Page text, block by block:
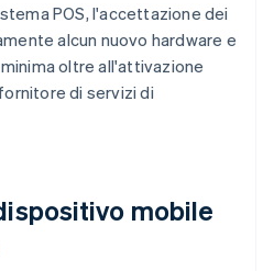
POS, l'accettazione dei
alcun nuovo hardware e
oltre all'attivazione
di servizi di
mobile